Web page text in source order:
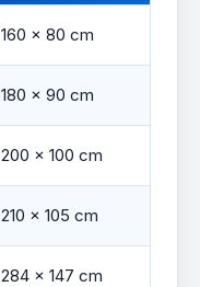
160 × 80 cm
180 × 90 cm
200 × 100 cm
210 × 105 cm
284 × 147 cm